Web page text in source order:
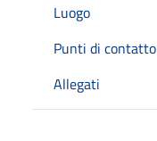
Luogo
Punti di contatto
Allegati